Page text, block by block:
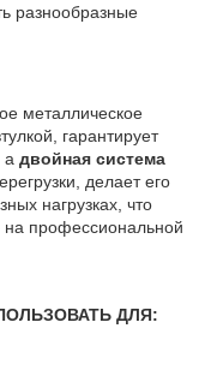
разнообразные
металлическое
гарантирует
а двойная система
делает его
нагрузках, что
на профессиональной
ДЛЯ: